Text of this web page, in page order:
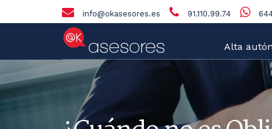
info@okasesores.es 91.110.99.74
Alta